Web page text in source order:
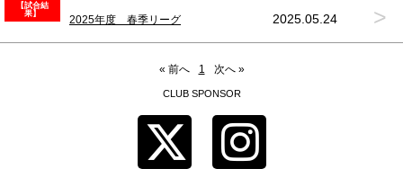
【試合結
果】
2025年度 春季リーグ 2025.05.24 >
« 前へ 1 次へ »
CLUB SPONSOR